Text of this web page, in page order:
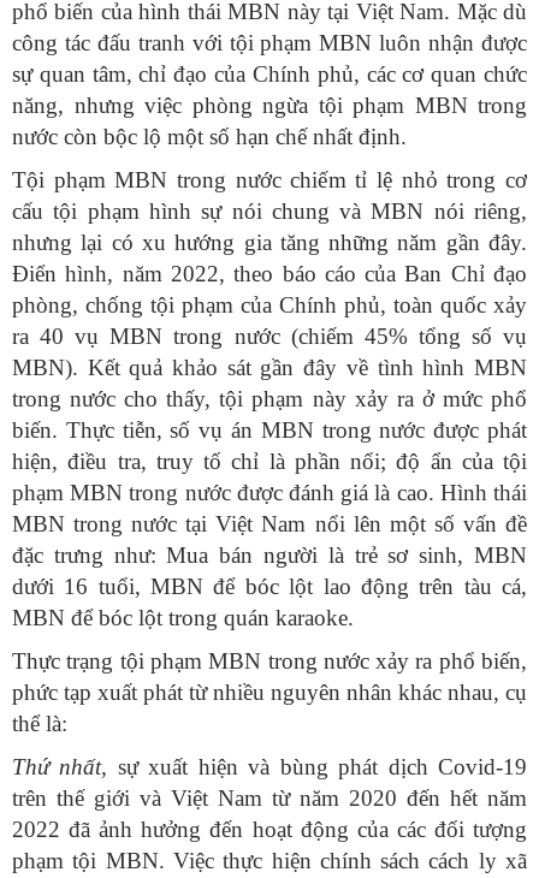
phổ biến của hình thái MBN này tại Việt Nam. Mặc dù
công tác đấu tranh với tội phạm MBN luôn nhận được
sự quan tâm, chỉ đạo của Chính phủ, các cơ quan chức
năng, nhưng việc phòng ngừa tội phạm MBN trong
nước còn bộc lộ một số hạn chế nhất định.
Tội phạm MBN trong nước chiếm tỉ lệ nhỏ trong cơ
cấu tội phạm hình sự nói chung và MBN nói riêng,
nhưng lại có xu hướng gia tăng những năm gần đây.
Điển hình, năm 2022, theo báo cáo của Ban Chỉ đạo
phòng, chống tội phạm của Chính phủ, toàn quốc xảy
ra 40 vụ MBN trong nước (chiếm 45% tổng số vụ
MBN). Kết quả khảo sát gần đây về tình hình MBN
trong nước cho thấy, tội phạm này xảy ra ở mức phổ
biến. Thực tiễn, số vụ án MBN trong nước được phát
hiện, điều tra, truy tố chỉ là phần nổi; độ ẩn của tội
phạm MBN trong nước được đánh giá là cao. Hình thái
MBN trong nước tại Việt Nam nổi lên một số vấn đề
đặc trưng như: Mua bán người là trẻ sơ sinh, MBN
dưới 16 tuổi, MBN để bóc lột lao động trên tàu cá,
MBN để bóc lột trong quán karaoke.
Thực trạng tội phạm MBN trong nước xảy ra phổ biến,
phức tạp xuất phát từ nhiều nguyên nhân khác nhau, cụ
thể là:
Thứ nhất, sự xuất hiện và bùng phát dịch Covid-19
trên thế giới và Việt Nam từ năm 2020 đến hết năm
2022 đã ảnh hưởng đến hoạt động của các đối tượng
phạm tội MBN. Việc thực hiện chính sách cách ly xã